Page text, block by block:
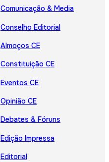
Comunicação & Media
Conselho Editorial
Almoços CE
Constituição CE
Eventos CE
Opinião CE
Debates & Fóruns
Edição Impressa
Editorial